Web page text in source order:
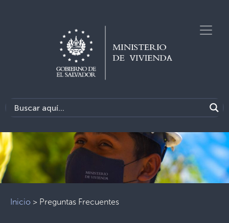
Previous Next
Inicio > Preguntas Frecuentes